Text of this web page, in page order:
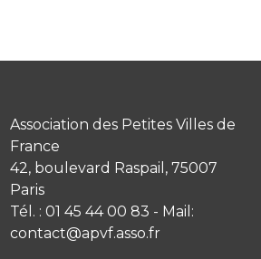
Association des Petites Villes de
France
42, boulevard Raspail, 75007
Paris
Tél. : 01 45 44 00 83 - Mail:
contact@apvf.asso.fr